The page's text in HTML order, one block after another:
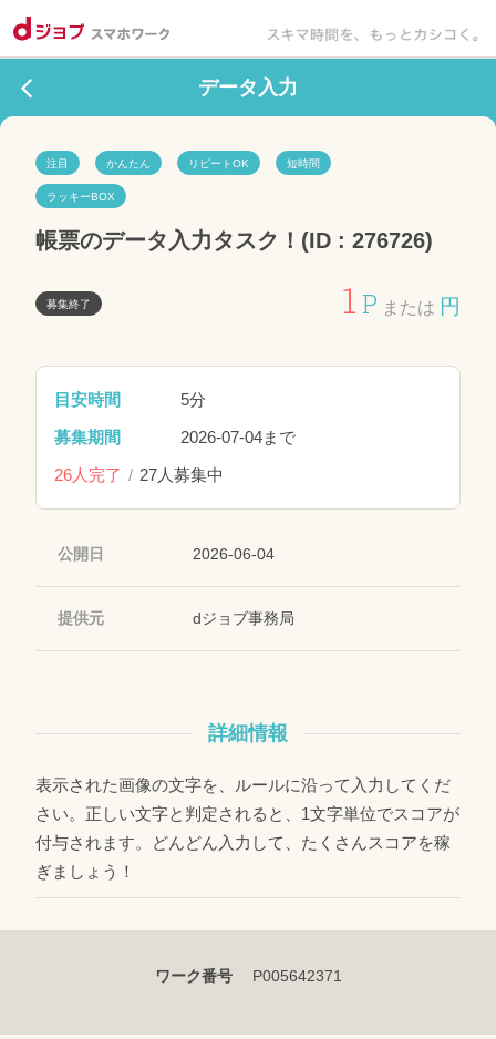
データ入力
注目 かんたん リピートOK 短時間
ラッキーBOX
帳票のデータ入力タスク！(ID : 276726)
募集終了 1 P または 円
目安時間
5分
募集期間
2026-07-04まで
26人完了
27人募集中
公開日 2026-06-04
提供元 dジョブ事務局
詳細情報
表示された画像の文字を、ルールに沿って入力してくだ
さい。正しい文字と判定されると、1文字単位でスコアが
付与されます。どんどん入力して、たくさんスコアを稼
ぎましょう！
ワーク番号 P005642371